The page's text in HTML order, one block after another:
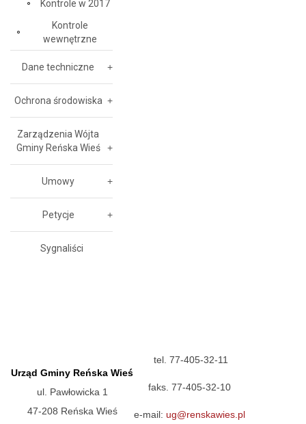
Kontrole w 2017
Kontrole
wewnętrzne
Dane techniczne
Ochrona środowiska
Zarządzenia Wójta
Gminy Reńska Wieś
Umowy
Petycje
Sygnaliści
Urząd Gminy Reńska Wieś
ul. Pawłowicka 1
47-208 Reńska Wieś
tel. 77-405-32-11
faks. 77-405-32-10
e-mail: ug@renskawies.pl